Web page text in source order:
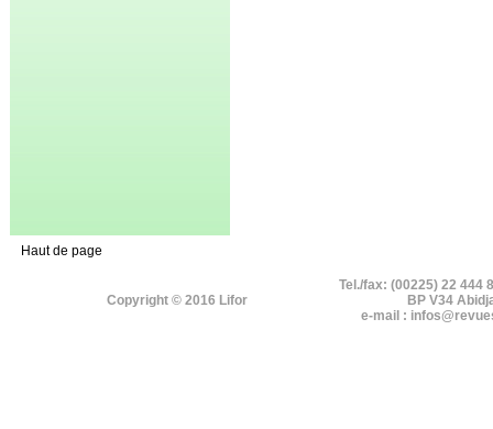
Haut de page
Copyright © 2016 Lifor
Tel./fax: (00225) 22 444
BP V34
e-mail :